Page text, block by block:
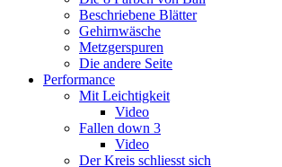
Beschriebene Blätter
Gehirnwäsche
Metzgerspuren
Die andere Seite
Performance
Mit Leichtigkeit
Video
Fallen down 3
Video
Der Kreis schliesst sich